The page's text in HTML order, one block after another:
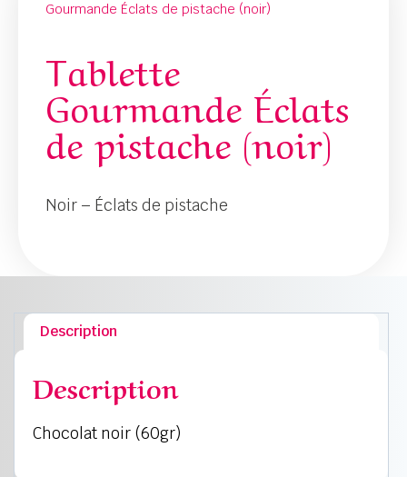
Gourmande Éclats de pistache (noir)
Tablette
Gourmande Éclats
de pistache (noir)
Noir – Éclats de pistache
Description
Description
Chocolat noir (60gr)